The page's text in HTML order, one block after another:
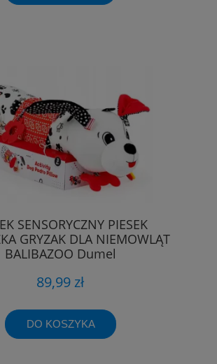
SENSORYCZNY PIESEK
GRYZAK DLA NIEMOWLĄT
BALIBAZOO Dumel
89,99 zł
DO KOSZYKA